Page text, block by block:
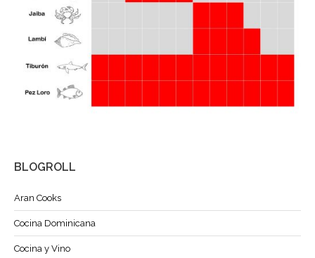
BLOGROLL
Aran Cooks
Cocina Dominicana
Cocina y Vino